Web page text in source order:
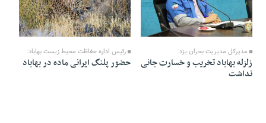
24 Dey 1404 - 10:25
مدیرکل مدیریت بحران یزد:
زلزله بهاباد تخریب و خسارت جانی
نداشت
17 Dey 1404 - 20:56
رئیس اداره حفاظت محیط زیست بهاباد:
حضور پلنگ ایرانی ماده در بهاباد